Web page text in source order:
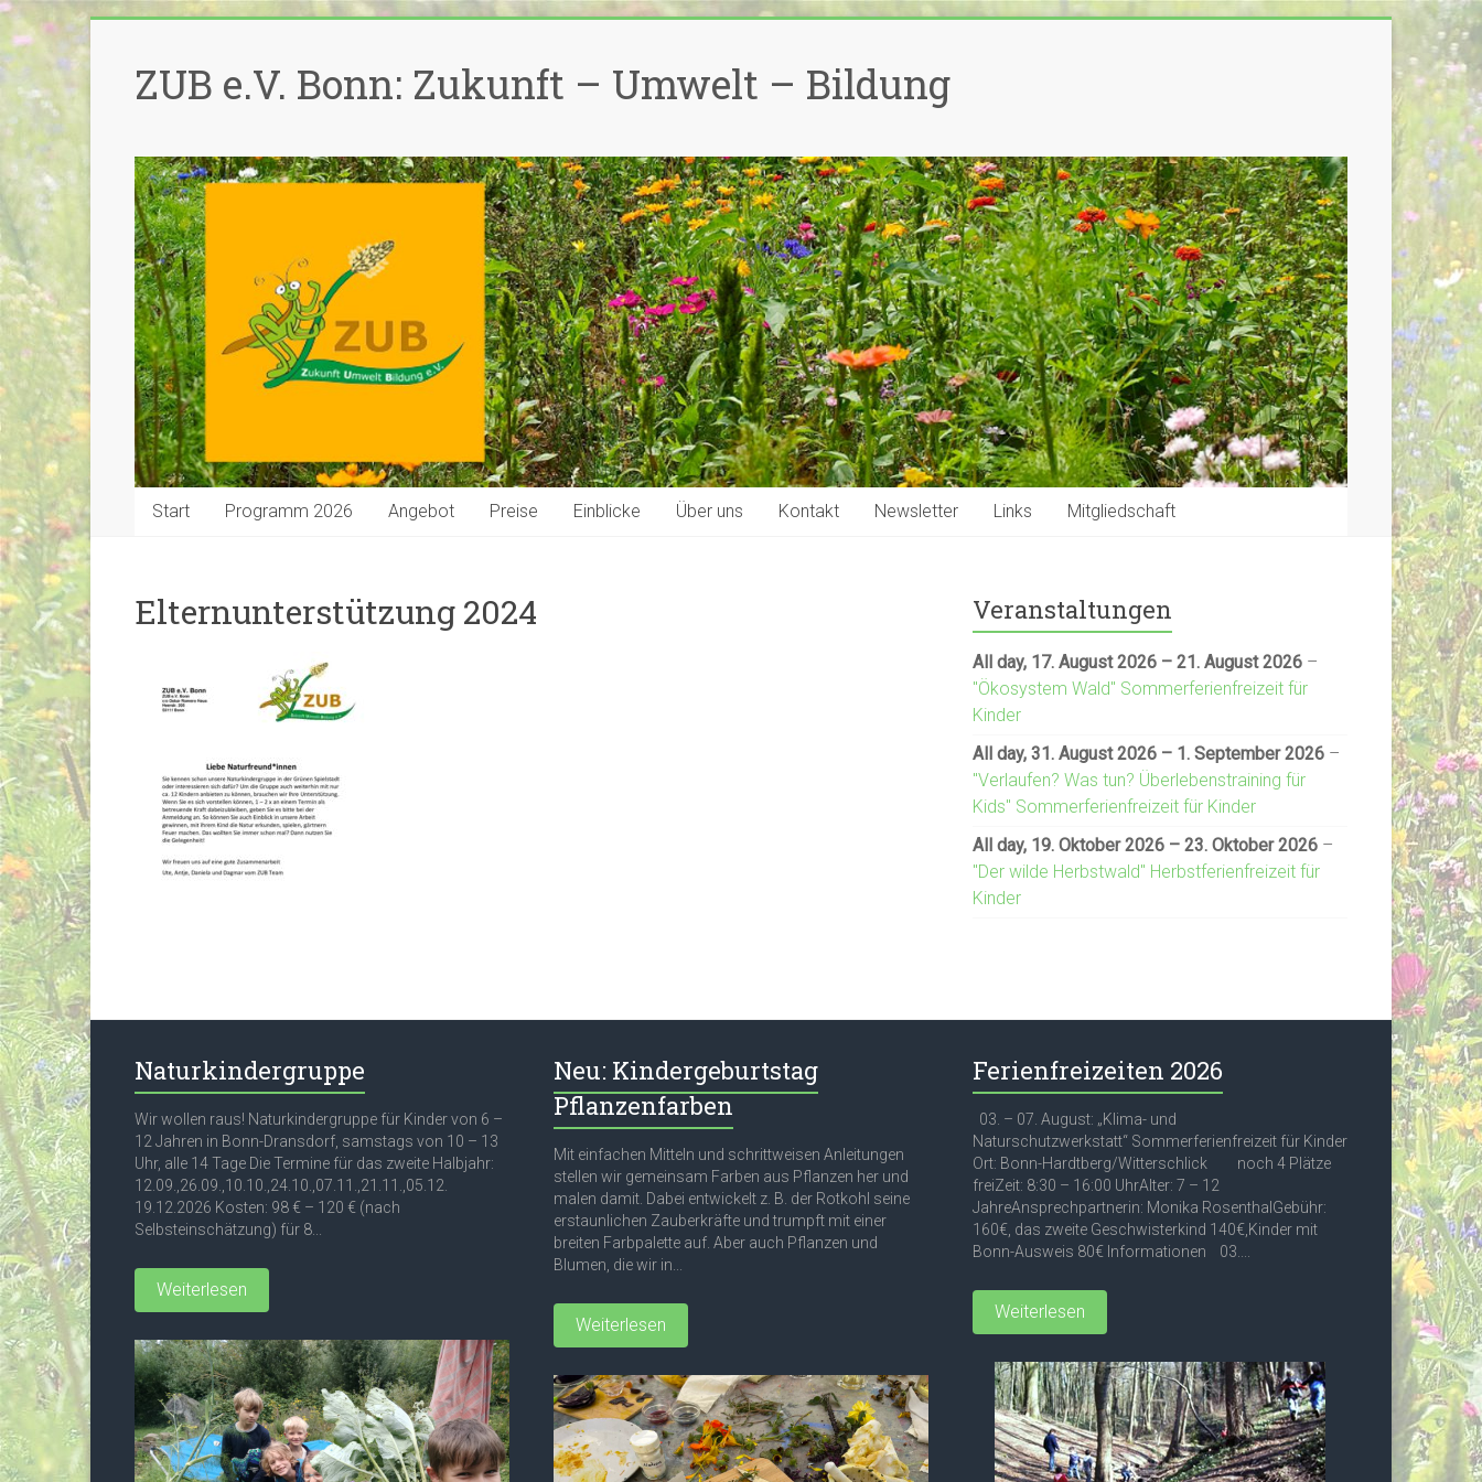
Inhalt
springenZUB e.V. Bonn: Zukunft – Umwelt – Bildung
Start Programm 2026 Angebot Preise Einblicke Über uns Kontakt Newsletter Links Mitgliedschaft
Elternunterstützung 2024 Veranstaltungen
All day, 17. August 2026 – 21. August 2026 –
"Ökosystem Wald" Sommerferienfreizeit für
Kinder
All day,31. August 2026 – 1. September 2026 –
"Verlaufen? Was tun? Überlebenstraining für
Kids" Sommerferienfreizeit für Kinder
All day, 19. Oktober 2026 – 23. Oktober 2026 –
"Der wilde Herbstwald" Herbstferienfreizeit für
Kinder
Naturkindergruppe
Wir wollen raus! Naturkindergruppe für Kinder von 6 –
12 Jahren in Bonn-Dransdorf, samstags von 10 – 13
Uhr, alle 14 Tage Die Termine für das zweite Halbjahr:
12.09.,26.09.,10.10.,24.10.,07.11.,21.11.,05.12.
19.12.2026 Kosten: 98 € – 120 € (nach
Selbsteinschätzung) für 8...
Weiterlesen
Neu: Kindergeburtstag
Pflanzenfarben
Mit einfachen Mitteln und schrittweisen Anleitungen
stellen wir gemeinsam Farben aus Pflanzen her und
malen damit. Dabei entwickelt z. B. der Rotkohl seine
erstaunlichen Zauberkräfte und trumpft mit einer
breiten Farbpalette auf. Aber auch Pflanzen und
Blumen, die wir in...
Weiterlesen
Ferienfreizeiten 2026
03. – 07. August: „Klima- und
Naturschutzwerkstatt“ Sommerferienfreizeit für Kinder
Ort: Bonn-Hardtberg/Witterschlick noch 4 Plätze
freiZeit: 8:30 – 16:00 UhrAlter: 7 – 12
JahreAnsprechpartnerin: Monika RosenthalGebühr:
160€, das zweite Geschwisterkind 140€,Kinder mit
Bonn-Ausweis 80€ Informationen 03....
Weiterlesen